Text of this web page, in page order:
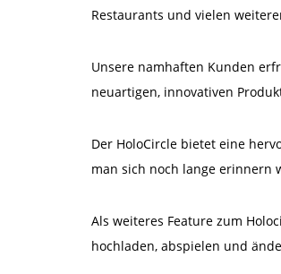
Restaurants und vielen
Unsere namhaften Kunden
neuartigen, innovativen
Der HoloCircle bietet eine
man sich noch lange erinnern
Als weiteres Feature zum
hochladen, abspielen und